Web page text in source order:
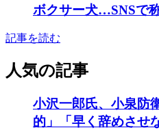
ボクサー犬…SNSで
記事を読む
人気の記事
小沢一郎氏、小泉防
的」「早く辞めさせ